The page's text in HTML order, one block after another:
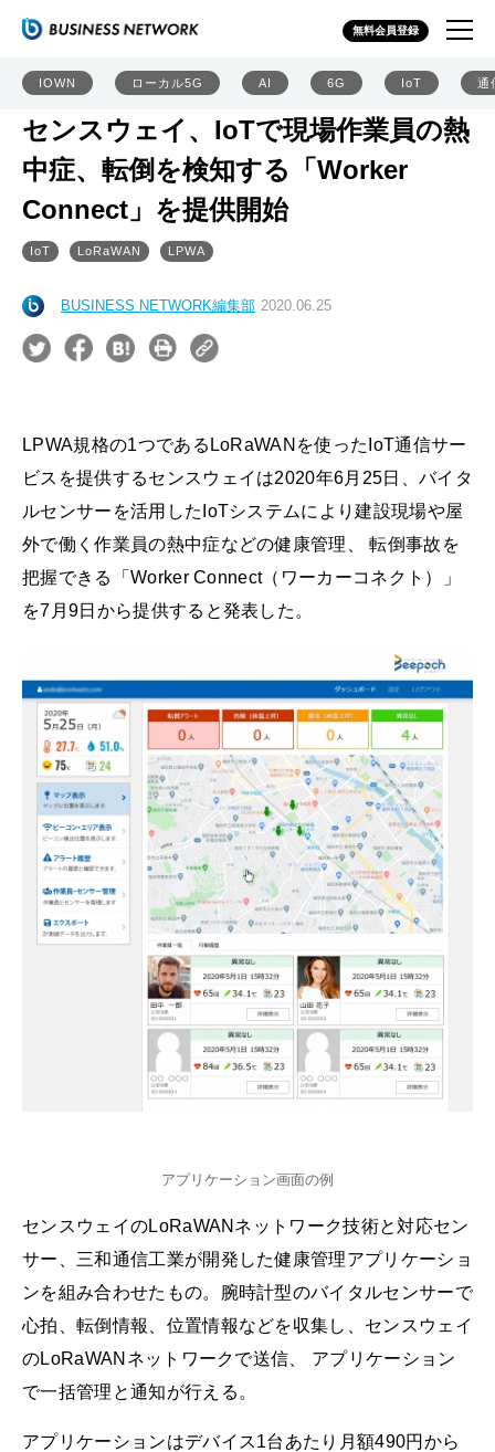
無料会員登録
IOWN ローカル5G AI 6G IoT 通
センスウェイ、IoTで現場作業員の熱
中症、転倒を検知する「Worker
Connect」を提供開始
IoT LoRaWAN LPWA
BUSINESS NETWORK編集部 2020.06.25
LPWA規格の1つであるLoRaWANを使ったIoT通信サー
ビスを提供するセンスウェイは2020年6月25日、バイタ
ルセンサーを活用したIoTシステムにより建設現場や屋
外で働く作業員の熱中症などの健康管理、 転倒事故を
把握できる「Worker Connect（ワーカーコネクト）」
を7月9日から提供すると発表した。
アプリケーション画面の例
センスウェイのLoRaWANネットワーク技術と対応セン
サー、三和通信工業が開発した健康管理アプリケーショ
ンを組み合わせたもの。腕時計型のバイタルセンサーで
心拍、転倒情報、位置情報などを収集し、センスウェイ
のLoRaWANネットワークで送信、 アプリケーション
で一括管理と通知が行える。
アプリケーションはデバイス1台あたり月額490円から